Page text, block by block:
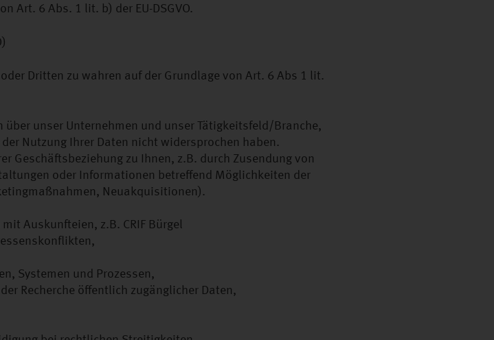
Art. 6 Abs. 1 lit. b) der EU-DSGVO.
Dritten zu wahren auf der Grundlage von Art. 6 Abs 1 lit.
unser Unternehmen und unser Tätigkeitsfeld/Branche,
Nutzung Ihrer Daten nicht widersprochen haben.
Geschäftsbeziehung zu Ihnen, z.B. durch Zusendung von
oder Informationen betreffend Möglichkeiten der
Neuakquisitionen).
Auskunfteien, z.B. CRIF Bürgel
Systemen und Prozessen,
Recherche öffentlich zugänglicher Daten,